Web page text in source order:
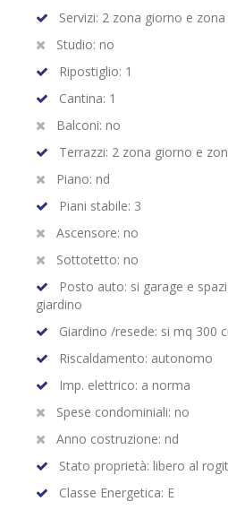
Servizi: 2 zona giorno e
Studio: no
Ripostiglio: 1
Cantina: 1
Balconi: no
Terrazzi: 2 zona giorno e
Piano: nd
Piani stabile: 3
Ascensore: no
Sottotetto: no
Posto auto: si garage e
giardino
Giardino /resede: si mq 300
Riscaldamento: autonomo
Imp. elettrico: a norma
Spese condominiali: no
Anno costruzione: nd
Stato proprietà: libero al
Classe Energetica: E